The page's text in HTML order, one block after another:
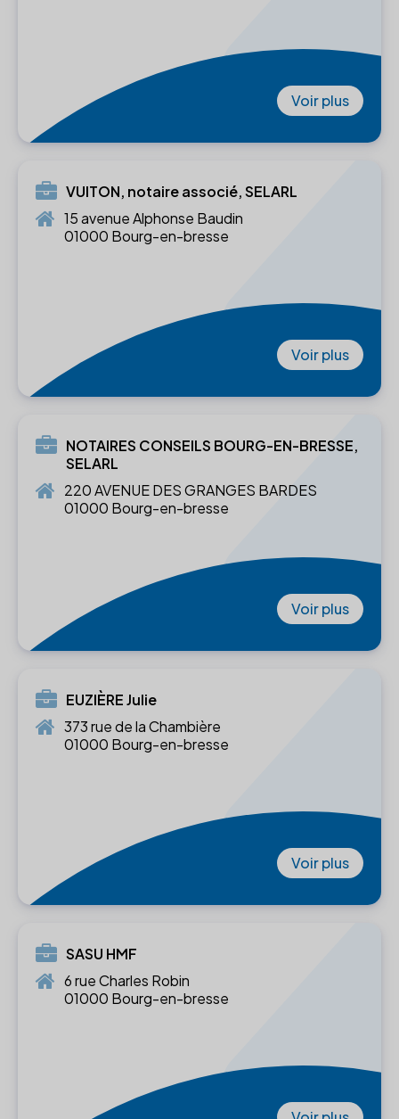
Voir plus
VUITON, notaire associé, SELARL
15 avenue Alphonse Baudin
01000 Bourg-en-bresse
Voir plus
NOTAIRES CONSEILS BOURG-EN-BRESSE,
SELARL
220 AVENUE DES GRANGES BARDES
01000 Bourg-en-bresse
Voir plus
EUZIÈRE Julie
373 rue de la Chambière
01000 Bourg-en-bresse
Voir plus
SASU HMF
6 rue Charles Robin
01000 Bourg-en-bresse